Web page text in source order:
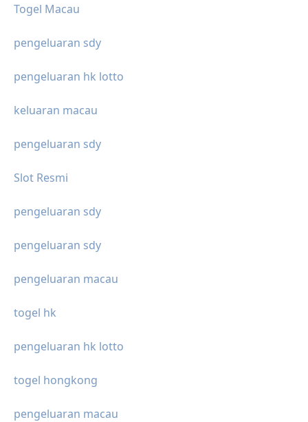
Togel Macau
pengeluaran sdy
pengeluaran hk lotto
keluaran macau
pengeluaran sdy
Slot Resmi
pengeluaran sdy
pengeluaran sdy
pengeluaran macau
togel hk
pengeluaran hk lotto
togel hongkong
pengeluaran macau